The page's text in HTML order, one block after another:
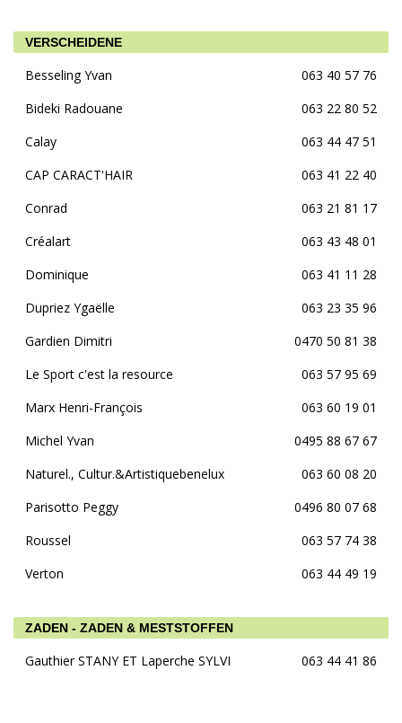
VERSCHEIDENE
Besseling Yvan
063 40 57 76
Bideki Radouane
063 22 80 52
Calay
063 44 47 51
CAP CARACT'HAIR
063 41 22 40
Conrad
063 21 81 17
Créalart
063 43 48 01
Dominique
063 41 11 28
Dupriez Ygaëlle
063 23 35 96
Gardien Dimitri
0470 50 81 38
Le Sport c'est la resource
063 57 95 69
Marx Henri-François
063 60 19 01
Michel Yvan
0495 88 67 67
Naturel., Cultur.&Artistiquebenelux
063 60 08 20
Parisotto Peggy
0496 80 07 68
Roussel
063 57 74 38
Verton
063 44 49 19
ZADEN - ZADEN & MESTSTOFFEN
Gauthier STANY ET Laperche SYLVI 063 44 41 86